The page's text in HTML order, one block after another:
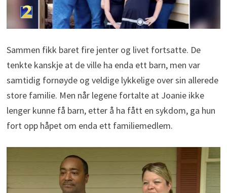
Sammen fikk baret fire jenter og livet fortsatte. De
tenkte kanskje at de ville ha enda ett barn, men var
samtidig fornøyde og veldige lykkelige over sin allerede
store familie. Men når legene fortalte at Joanie ikke
lenger kunne få barn, etter å ha fått en sykdom, ga hun
fort opp håpet om enda ett familiemedlem.